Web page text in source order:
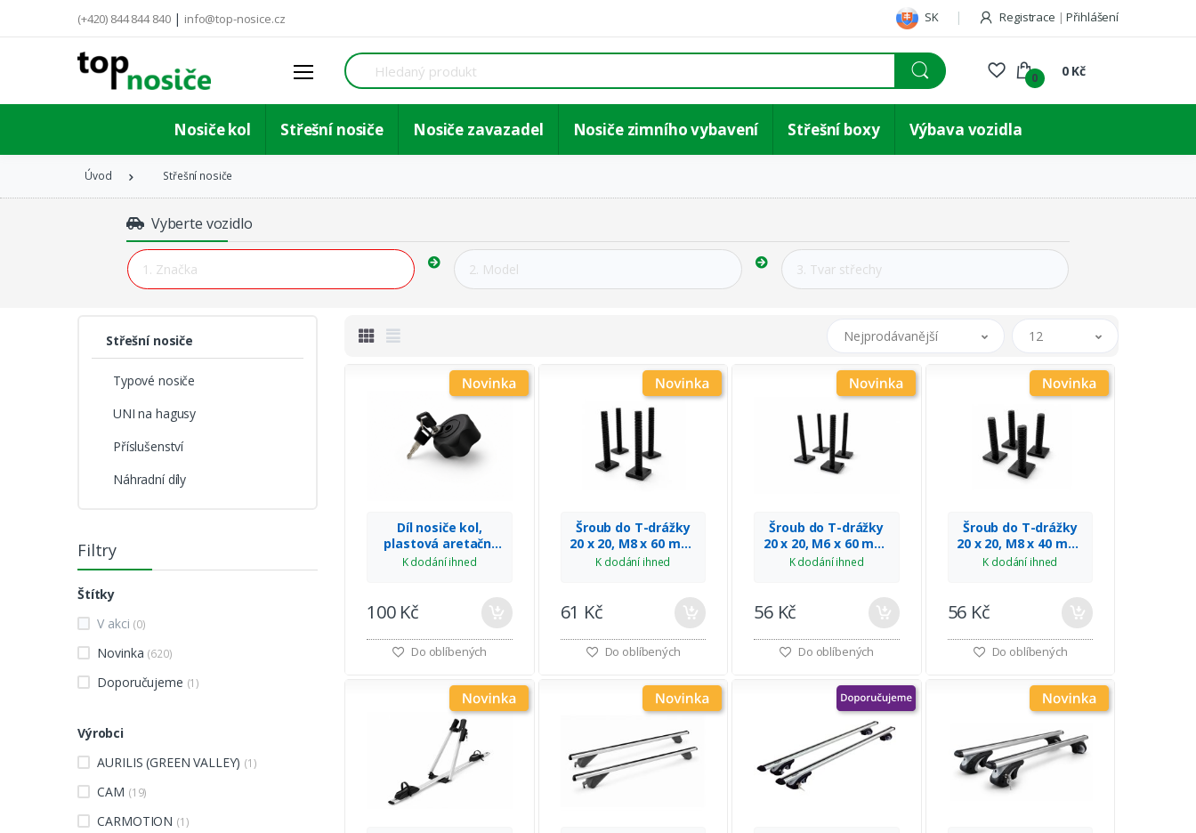
(+420) 844 844 840| info@top-nosice.cz SK Registrace | Přihlášení
Hledat
0 0 Kč
Nosiče kol Střešní nosiče Nosiče zavazadel Nosiče zimního vybavení Střešní boxy Výbava vozidla
Úvod Střešní nosiče
Vyberte vozidlo
Střešní nosiče
Typové nosiče
UNI na hagusy
Příslušenství
Náhradní díly
Filtry
Štítky
V akci (0)
Novinka (620)
Doporučujeme (1)
Výrobci
AURILIS (GREEN VALLEY) (1)
CAM (19)
CARMOTION (1)
Nejprodávanější 12
Díl nosiče kol,
plastová aretační
růžice M8 se
K dodání ihned
100 Kč
Do oblíbených
Šroub do T-drážky
20 x 20, M8 x 60 mm,
sada 4 ks, MULTIPA
K dodání ihned
61 Kč
Do oblíbených
Šroub do T-drážky
20 x 20, M6 x 60 mm,
sada 4 ks, MULTIPA
K dodání ihned
56 Kč
Do oblíbených
Šroub do T-drážky
20 x 20, M8 x 40 mm,
sada 4 ks, MULTIPA
K dodání ihned
56 Kč
Do oblíbených